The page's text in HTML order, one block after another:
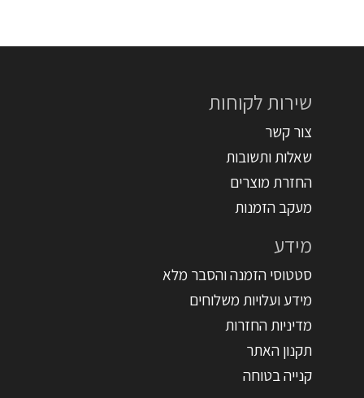
שירות לקוחות
צור קשר
שאלות ותשובות
החזרת מוצרים
מעקב הזמנות
מידע
סטטוסי הזמנה והסבר מלא
מידע ועלויות משלוחים
מדיניות החזרות
תקנון האתר
קנייה בטוחה